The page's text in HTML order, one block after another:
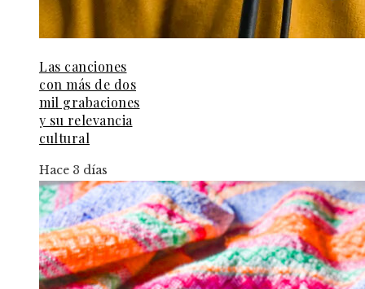
Las canciones
con más de dos
mil grabaciones
y su relevancia
cultural
Hace 3 días